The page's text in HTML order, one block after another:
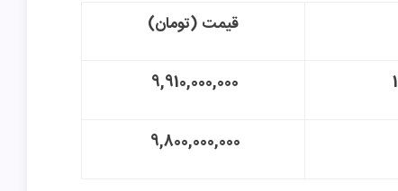
قیمت (تومان)
9,910,000,000
9,800,000,000